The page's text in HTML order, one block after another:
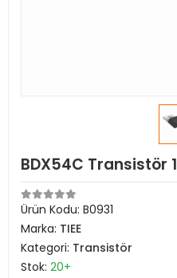
BDX54C Transistör
Ürün Kodu: B0931
Marka: TIEE
Kategori: Transistör
Stok: 20+